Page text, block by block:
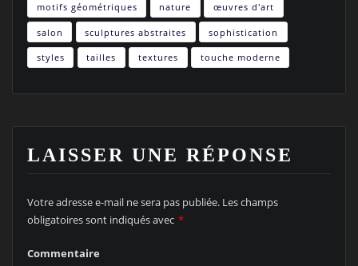
motifs géométriques nature œuvres d'art
salon sculptures abstraites sophistication
styles tailles textures touche moderne
LAISSER UNE RÉPONSE
Votre adresse e-mail ne sera pas publiée. Les champs
obligatoires sont indiqués avec *
Commentaire